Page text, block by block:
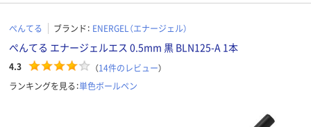
ぺんてる ブランド： ENERGEL（エナージェル）
ぺんてる エナージェルエス 0.5mm 黒 BLN125-A 1本
4.3 （14件のレビュー）
ランキングを見る：単色ボールペン